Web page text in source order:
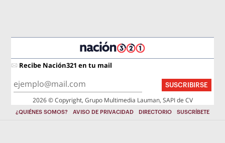
Recibe Nación321 en tu mail
SUSCRIBIRSE
2026 © Copyright, Grupo Multimedia Lauman, SAPI de CV
¿QUIÉNES SOMOS? AVISO DE PRIVACIDAD DIRECTORIO SUSCRÍBETE